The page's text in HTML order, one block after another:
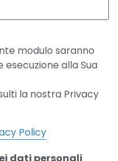
modulo saranno
esecuzione alla Sua
la nostra Privacy
Policy